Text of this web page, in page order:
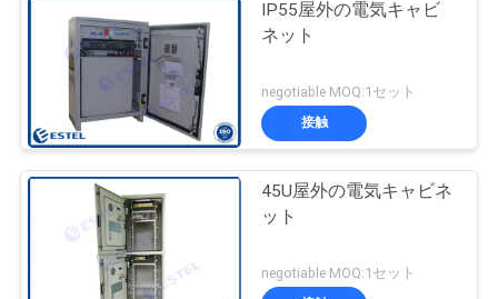
IP55屋外の電気キャビ
ネット
negotiable MOQ:1セット
接触
45U屋外の電気キャビネ
ット
negotiable MOQ:1セット